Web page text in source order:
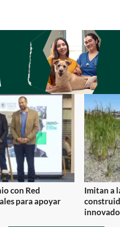
con Red
para apoyar
Imitan a